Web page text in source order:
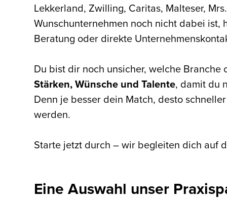
Lekkerland, Zwilling, Caritas, Malteser,
Wunschunternehmen noch nicht dabei
Beratung oder direkte
Du bist dir noch unsicher, welche
Stärken, Wünsche und Talente, damit du
Denn je besser dein Match, desto
werden.
Starte jetzt durch – wir begleiten dich auf
Eine Auswahl unser